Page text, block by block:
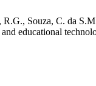
Souza, C. da
educational